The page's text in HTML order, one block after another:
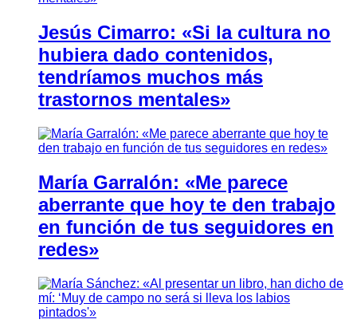
Jesús Cimarro: «Si la cultura no
hubiera dado contenidos,
tendríamos muchos más
trastornos mentales»
María Garralón: «Me parece
aberrante que hoy te den trabajo
en función de tus seguidores en
redes»